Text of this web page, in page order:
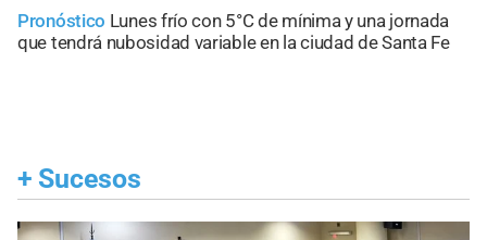
Pronóstico Lunes frío con 5°C de mínima y una jornada
que tendrá nubosidad variable en la ciudad de Santa Fe
+ Sucesos